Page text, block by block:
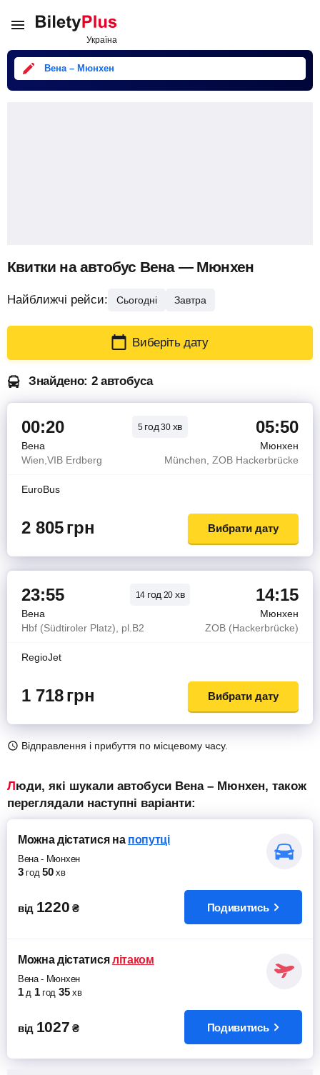
Вена – Мюнхен
Квитки на автобус Вена — Мюнхен
Найближчі рейси: Сьогодні Завтра
Виберіть дату
Знайдено: 2 автобуса
00:20 5 год30 хв 05:50
Вена
Мюнхен
Wien,VIB Erdberg
München, ZOB Hackerbrücke
EuroBus
2 805грн Вибрати дату
23:55 14 год 20 хв 14:15
Вена
Мюнхен
Hbf (Südtiroler Platz), pl.B2
ZOB (Hackerbrücke)
RegioJet
1 718грн Вибрати дату
Відправлення і прибуття по місцевому часу.
Люди, які шукали автобуси Вена – Мюнхен, також
переглядали наступні варіанти:
Можна дістатисяна попутці
Вена- Мюнхен
3 год 50 хв
від 1220 ₴ Подивитись
Можна дістатися літаком
Вена- Мюнхен
1 д 1 год 35 хв
від 1027 ₴ Подивитись